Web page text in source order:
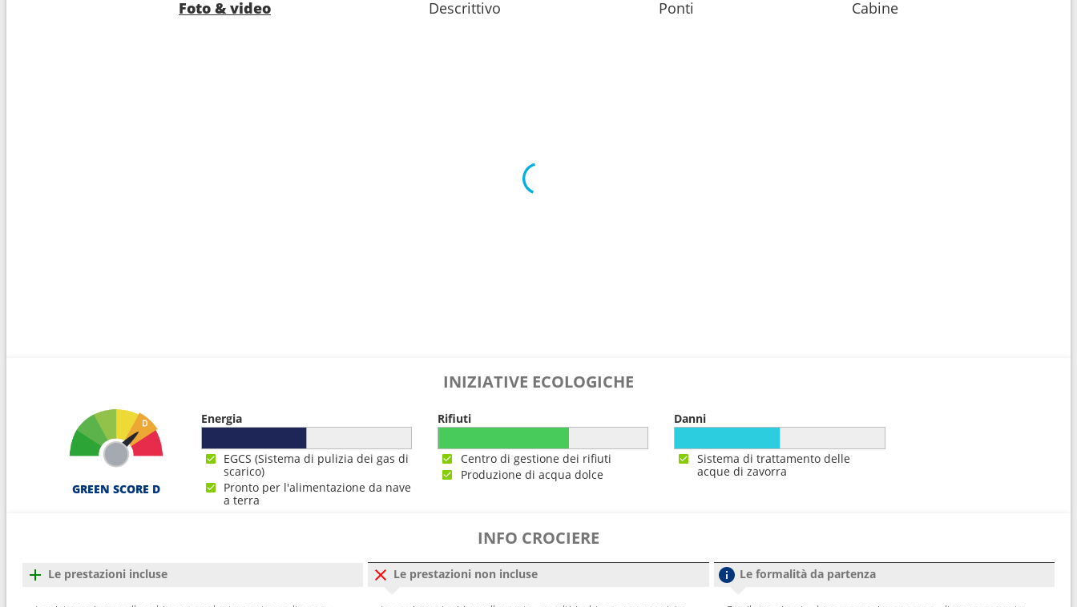
Foto & video Descrittivo Ponti Cabine
INIZIATIVE ECOLOGICHE
GREEN SCORE D
Energia
EGCS (Sistema di pulizia dei gas di
scarico)
Pronto per l'alimentazione da nave
a terra
Rifiuti
Centro di gestione dei rifiuti
Produzione di acqua dolce
Danni
Sistema di trattamento delle
acque di zavorra
INFO CROCIERE
Le prestazioni incluse Le prestazioni non incluse Le formalità da partenza